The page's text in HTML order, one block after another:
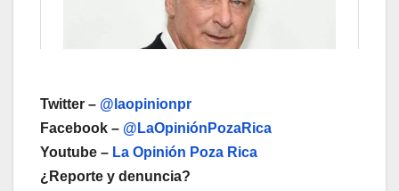
Twitter – @laopinionpr
Facebook – @LaOpiniónPozaRica
Youtube – La Opinión Poza Rica
¿Reporte y denuncia?